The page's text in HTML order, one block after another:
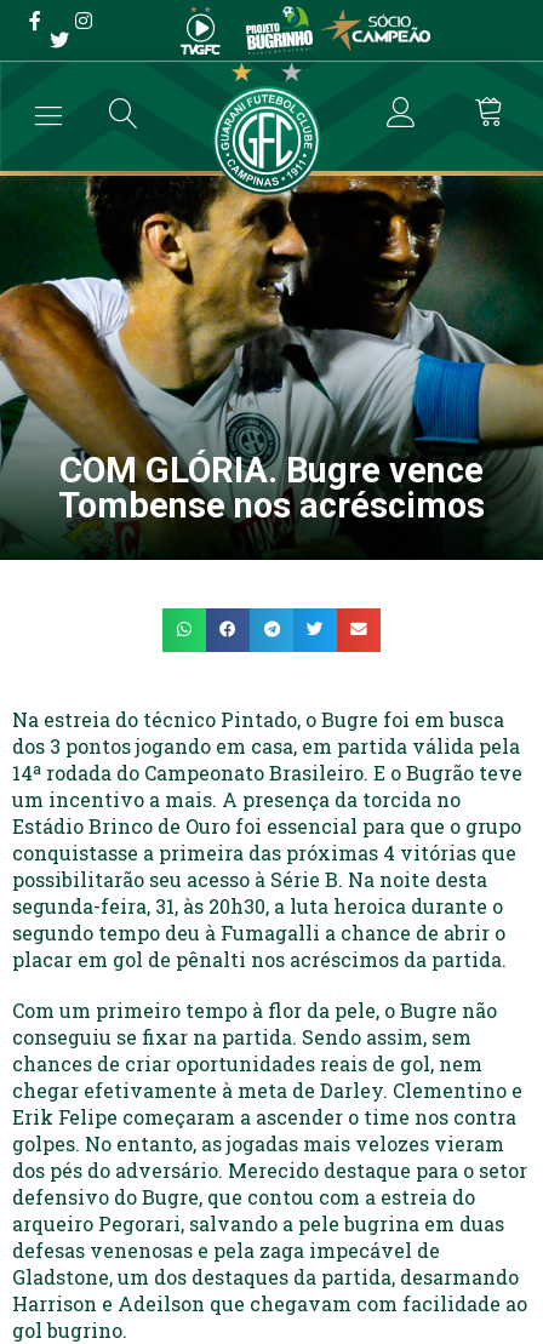
COM GLÓRIA. Bugre vence
Tombense nos acréscimos
→ Futebol Profissional → COM GLÓRIA. Bugre vence Tombense
COM GLÓRIA. Bugre vence
Tombense nos acréscimos
Na estreia do técnico Pintado, o Bugre foi em busca
dos 3 pontos jogando em casa, em partida válida pela
14ª rodada do Campeonato Brasileiro. E o Bugrão teve
um incentivo a mais. A presença da torcida no
Estádio Brinco de Ouro foi essencial para que o grupo
conquistasse a primeira das próximas 4 vitórias que
possibilitarão seu acesso à Série B. Na noite desta
segunda-feira, 31, às 20h30, a luta heroica durante o
segundo tempo deu à Fumagalli a chance de abrir o
placar em gol de pênalti nos acréscimos da partida.
Com um primeiro tempo à flor da pele, o Bugre não
conseguiu se fixar na partida. Sendo assim, sem
chances de criar oportunidades reais de gol, nem
chegar efetivamente à meta de Darley. Clementino e
Erik Felipe começaram a ascender o time nos contra
golpes. No entanto, as jogadas mais velozes vieram
dos pés do adversário. Merecido destaque para o setor
defensivo do Bugre, que contou com a estreia do
arqueiro Pegorari, salvando a pele bugrina em duas
defesas venenosas e pela zaga impecável de
Gladstone, um dos destaques da partida, desarmando
Harrison e Adeilson que chegavam com facilidade ao
gol bugrino.